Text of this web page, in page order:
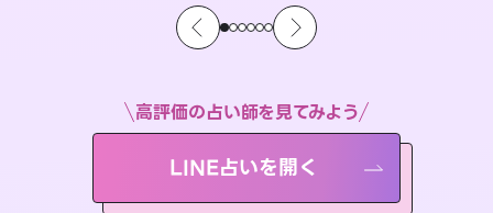
高評価の占い師を見てみよう
LINE占いを開く